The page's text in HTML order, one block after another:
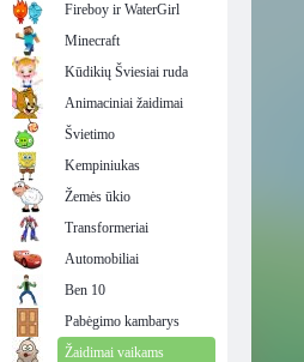
Fireboy ir WaterGirl
Minecraft
Kūdikių Šviesiai ruda
Animaciniai žaidimai
Švietimo
Kempiniukas
Žemės ūkio
Transformeriai
Automobiliai
Ben 10
Pabėgimo kambarys
Žaidimai vaikams